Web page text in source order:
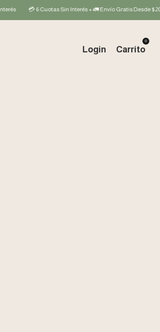
💳 6 Cuotas Sin Interés + 🚛 Envío Gratis Desde $200mil
Login Carrito
0